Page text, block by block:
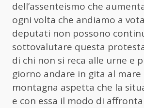
dell’assenteismo che
ogni volta che andiamo a
deputati non possono
sottovalutare questa
di chi non si reca alle urne e
giorno andare in gita al mare
montagna aspetta che la
e con essa il modo di